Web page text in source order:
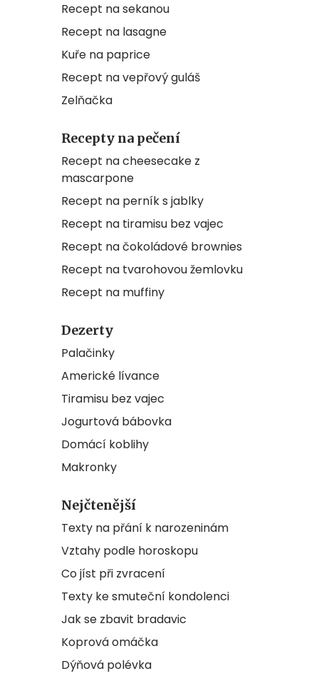
Recept na sekanou
Recept na lasagne
Kuře na paprice
Recept na vepřový guláš
Zelňačka
Recepty na pečení
Recept na cheesecake z
mascarpone
Recept na perník s jablky
Recept na tiramisu bez vajec
Recept na čokoládové brownies
Recept na tvarohovou žemlovku
Recept na muffiny
Dezerty
Palačinky
Americké lívance
Tiramisu bez vajec
Jogurtová bábovka
Domácí koblihy
Makronky
Nejčtenější
Texty na přání k narozeninám
Vztahy podle horoskopu
Co jíst při zvracení
Texty ke smuteční kondolenci
Jak se zbavit bradavic
Koprová omáčka
Dýňová polévka